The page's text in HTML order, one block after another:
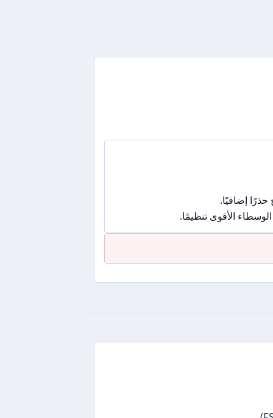
إضافيًا.
الأقوى تنظيمًا.